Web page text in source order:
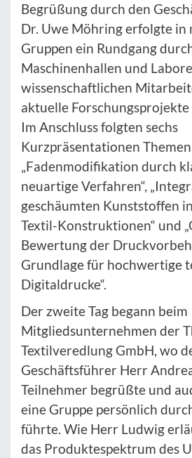
Begrüßung durch den
Dr. Uwe Möhring erfolgte in
Gruppen ein Rundgang
Maschinenhallen und
wissenschaftlichen
aktuelle
Im Anschluss folgten sechs
Kurzpräsentationen
„Fadenmodifikation durch
neuartige Verfahren“,
geschäumten Kunststoffen
Textil-Konstruktionen“ und
Bewertung der
Grundlage für hochwertige
Digitaldrucke“.
Der zweite Tag begann beim
Mitgliedsunternehmen der
Textilveredlung GmbH, wo
Geschäftsführer Herr
Teilnehmer begrüßte und
eine Gruppe persönlich
führte. Wie Herr Ludwig
das Produktespektrum des